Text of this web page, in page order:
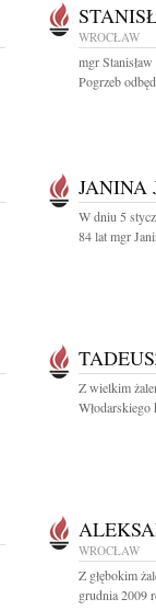
WROCŁAW
mgr
Pogrzeb
JANINA
W dniu 5
84 lat mgr
Z wielkim
Włodarskiego
WROCŁAW
Z głębokim
grudnia 2009